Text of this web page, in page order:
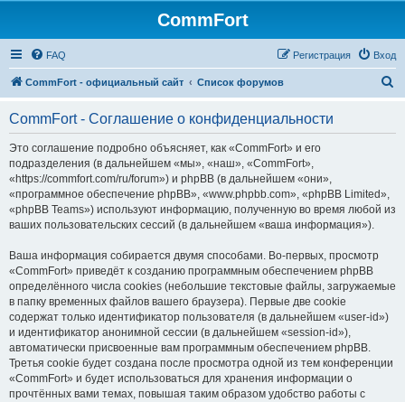
CommFort
FAQ Вход
Регистрация
CommFort - официальный сайт Список форумов
CommFort - Соглашение о конфиденциальности
Это соглашение подробно объясняет, как «CommFort» и его
подразделения (в дальнейшем «мы», «наш», «CommFort»,
«https://commfort.com/ru/forum») и phpBB (в дальнейшем «они»,
«программное обеспечение phpBB», «www.phpbb.com», «phpBB Limited»,
«phpBB Teams») используют информацию, полученную во время любой из
ваших пользовательских сессий (в дальнейшем «ваша информация»).
Ваша информация собирается двумя способами. Во-первых, просмотр
«CommFort» приведёт к созданию программным обеспечением phpBB
определённого числа cookies (небольшие текстовые файлы, загружаемые
в папку временных файлов вашего браузера). Первые две cookie
содержат только идентификатор пользователя (в дальнейшем «user-id»)
и идентификатор анонимной сессии (в дальнейшем «session-id»),
автоматически присвоенные вам программным обеспечением phpBB.
Третья cookie будет создана после просмотра одной из тем конференции
«CommFort» и будет использоваться для хранения информации о
прочтённых вами темах, повышая таким образом удобство работы с